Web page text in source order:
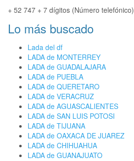
+ 52 747 + 7 dígitos (Número telefónico)
Lo más buscado
Lada del df
LADA de MONTERREY
LADA de GUADALAJARA
LADA de PUEBLA
LADA de QUERETARO
LADA de VERACRUZ
LADA de AGUASCALIENTES
LADA de SAN LUIS POTOSI
LADA de TIJUANA
LADA de OAXACA DE JUAREZ
LADA de CHIHUAHUA
LADA de GUANAJUATO